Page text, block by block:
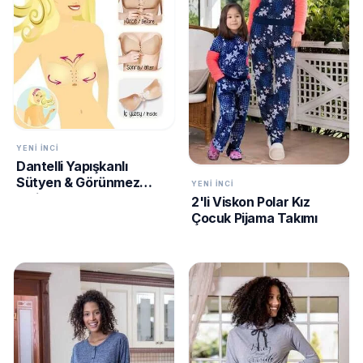
GECELIK
&
expand_more
KADIN expand_more
MARKALAR
TÜMÜNÜ
GÖR
DARKZONE
GALLIPOLI
YENI İNCI
Dantelli Yapışkanlı
Sütyen & Görünmez
String
YENI İNCI
2'li Viskon Polar Kız
Çocuk Pijama Takımı